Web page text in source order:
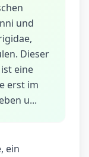
und
Dieser
eine
erst im
u...
ein